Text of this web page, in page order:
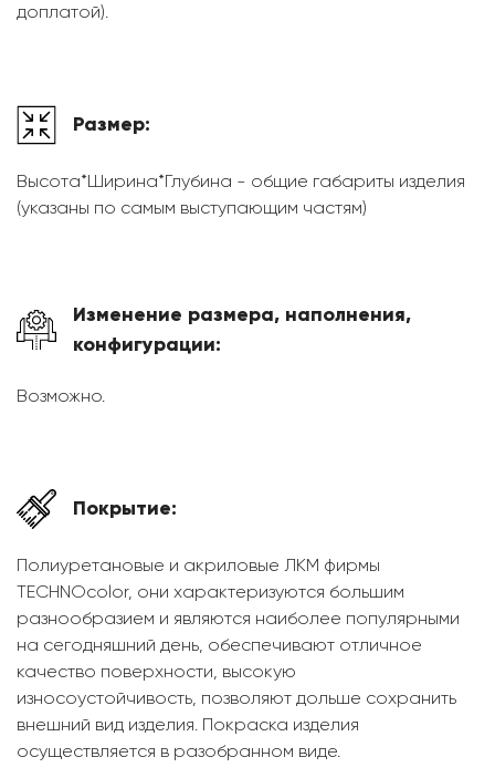
доплатой).
Размер:
Высота*Ширина*Глубина - общие габариты изделия
(указаны по самым выступающим частям)
Изменение размера, наполнения,
конфигурации:
Возможно.
Покрытие:
Полиуретановые и акриловые ЛКМ фирмы
TECHNOcolor, они характеризуются большим
разнообразием и являются наиболее популярными
на сегодняшний день, обеспечивают отличное
качество поверхности, высокую
износоустойчивость, позволяют дольше сохранить
внешний вид изделия. Покраска изделия
осуществляется в разобранном виде.